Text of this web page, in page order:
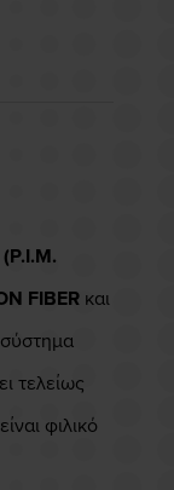
FIBER και
τελείως
φιλικό